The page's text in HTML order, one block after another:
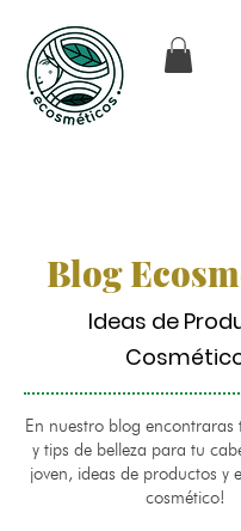
Blog
Ideas de
En nuestro blog encontraras
y tips de belleza para tu
joven, ideas de productos y
cosmético!